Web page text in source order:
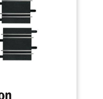
plus : un modèle idéal pour les
amateurs de sport automobile à
partir de 8 ans qui souhaitent
vivre une véritable action DTM